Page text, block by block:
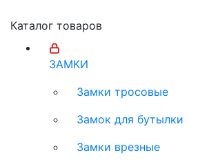
Каталог товаров
ЗАМКИ
Замки тросовые
Замок для бутылки
Замки врезные